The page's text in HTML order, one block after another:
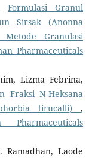
Formulasi Granul
Sirsak (Anonna
Granulasi
Pharmaceuticals
Lizma Febrina,
Fraksi N-Heksana
tirucalli),
Laode